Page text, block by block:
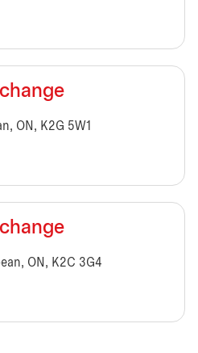
ON, K2G 5W1
ON, K2C 3G4